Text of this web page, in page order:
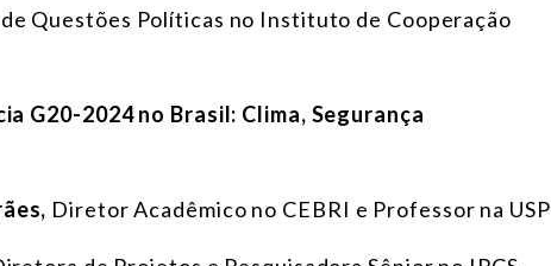
Questões Políticas no Instituto de Cooperação
G20-2024 no Brasil: Clima, Segurança
Diretor Acadêmico no CEBRI e Professor na USP